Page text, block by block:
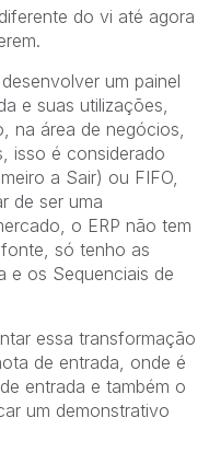
do vi até agora
um painel
e suas utilizações,
na área de negócios,
isso é considerado
a Sair) ou FIFO,
de ser uma
o ERP não tem
só tenho as
e os Sequenciais de
essa transformação
de entrada, onde é
entrada e também o
um demonstrativo